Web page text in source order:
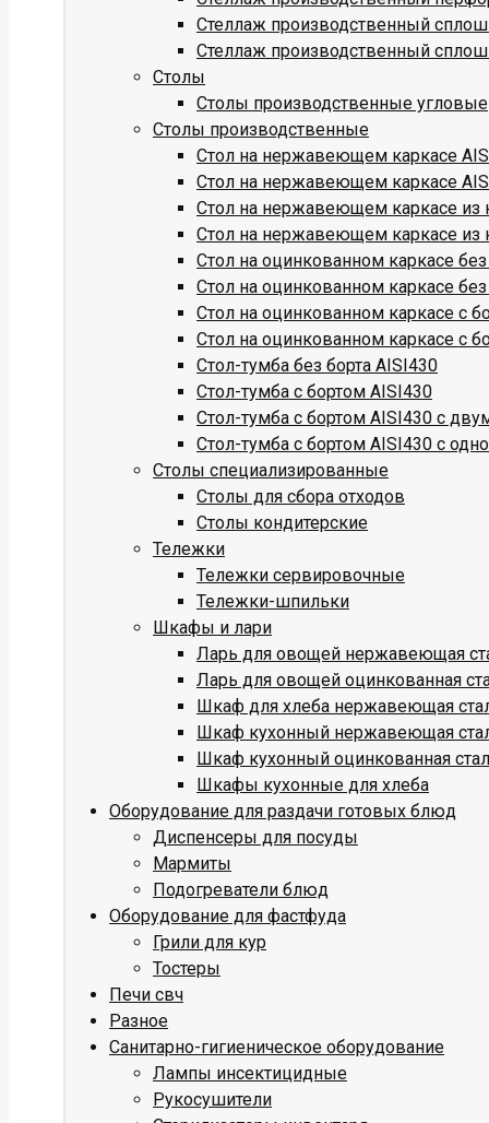
Стеллаж производственный
Стеллаж производственный
Столы
Столы производственные угловые
Столы производственные
Стол на нержавеющем каркасе
Стол на нержавеющем каркасе
Стол на нержавеющем каркасе из
Стол на нержавеющем каркасе из
Стол на оцинкованном каркасе
Стол на оцинкованном каркасе
Стол на оцинкованном каркасе с
Стол на оцинкованном каркасе с
Стол-тумба без борта AISI430
Стол-тумба с бортом AISI430
Стол-тумба с бортом AISI430 с
Стол-тумба с бортом AISI430 с
Столы специализированные
Столы для сбора отходов
Столы кондитерские
Тележки
Тележки сервировочные
Тележки-шпильки
Шкафы и лари
Ларь для овощей нержавеющая
Ларь для овощей оцинкованная
Шкаф для хлеба нержавеющая
Шкаф кухонный нержавеющая
Шкаф кухонный оцинкованная
Шкафы кухонные для хлеба
Оборудование для раздачи готовых блюд
Диспенсеры для посуды
Мармиты
Подогреватели блюд
Оборудование для фастфуда
Грили для кур
Тостеры
Печи свч
Разное
Санитарно-гигиеническое оборудование
Лампы инсектицидные
Рукосушители